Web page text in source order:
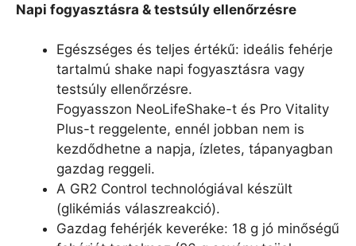
Napi fogyasztásra & testsúly ellenőrzésre
Egészséges és teljes értékű: ideális fehérje
tartalmú shake napi fogyasztásra vagy
testsúly ellenőrzésre.
Fogyasszon NeoLifeShake-t és Pro Vitality
Plus-t reggelente, ennél jobban nem is
kezdődhetne a napja, ízletes, tápanyagban
gazdag reggeli.
A GR2 Control technológiával készült
(glikémiás válaszreakció).
Gazdag fehérjék keveréke: 18 g jó minőségű